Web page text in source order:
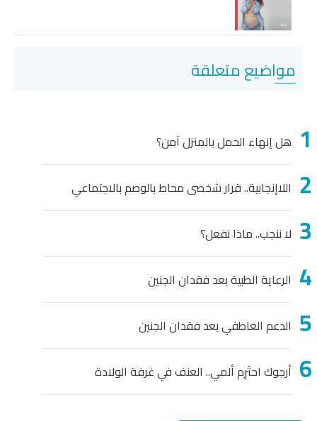
متعلقة
الحمل بالمنزل آمن؟
قرار شخصى محاط بالوصم بالاجتماعي
ماذا نفعل؟
الطبية بعد فقدان الجنين
العاطفي بعد فقدان الجنين
احتَرِم ألمي.. العنف في غرفة الولادة